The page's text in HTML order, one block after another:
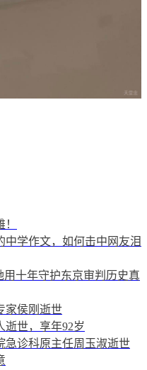
学作文，如何击中网友泪
用十年守护东京审判历史真
家侯刚逝世
逝世，享年92岁
急诊科原主任周玉淑逝世